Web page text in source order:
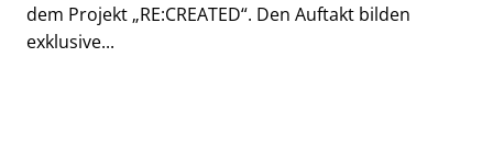
dem Projekt „RE:CREATED“. Den Auftakt bilden
exklusive...